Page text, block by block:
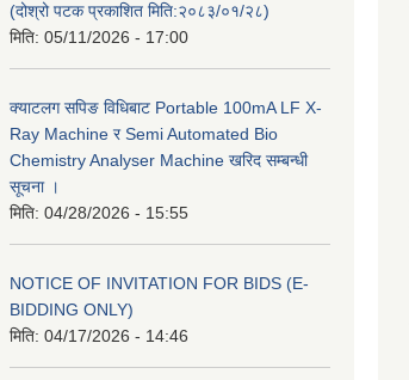
(दोश्रो पटक प्रकाशित मिति:२०८३/०१/२८)
मिति: 05/11/2026 - 17:00
क्याटलग सपिङ विधिबाट Portable 100mA LF X-
Ray Machine र Semi Automated Bio
Chemistry Analyser Machine खरिद सम्बन्धी
सूचना ।
मिति: 04/28/2026 - 15:55
NOTICE OF INVITATION FOR BIDS (E-
BIDDING ONLY)
मिति: 04/17/2026 - 14:46